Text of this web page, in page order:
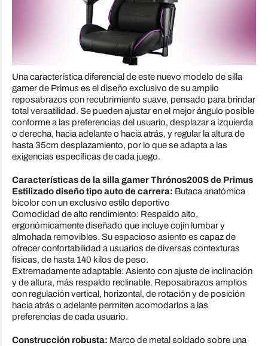
Una característica diferencial de este nuevo modelo de silla
gamer de Primus es el diseño exclusivo de su amplio
reposabrazos con recubrimiento suave, pensado para brindar
total versatilidad. Se pueden ajustar en el mejor ángulo posible
conforme a las preferencias del usuario, desplazar a izquierda
o derecha, hacia adelante o hacia atrás, y regular la altura de
hasta 35cm desplazamiento, por lo que se adapta a las
exigencias específicas de cada juego.
Características de la silla gamer Thrónos200S de Primus
Estilizado diseño tipo auto de carrera: Butaca anatómica
bicolor con un exclusivo estilo deportivo
Comodidad de alto rendimiento: Respaldo alto,
ergonómicamente diseñado que incluye cojín lumbar y
almohada removibles. Su espacioso asiento es capaz de
ofrecer confortabilidad a usuarios de diversas contexturas
físicas, de hasta 140 kilos de peso.
Extremadamente adaptable: Asiento con ajuste de inclinación
y de altura, más respaldo reclinable. Reposabrazos amplios
con regulación vertical, horizontal, de rotación y de posición
hacia atrás o adelante permiten acomodarlos a las
preferencias de cada usuario.
Construcción robusta: Marco de metal soldado sobre una